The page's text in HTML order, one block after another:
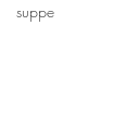
suppe